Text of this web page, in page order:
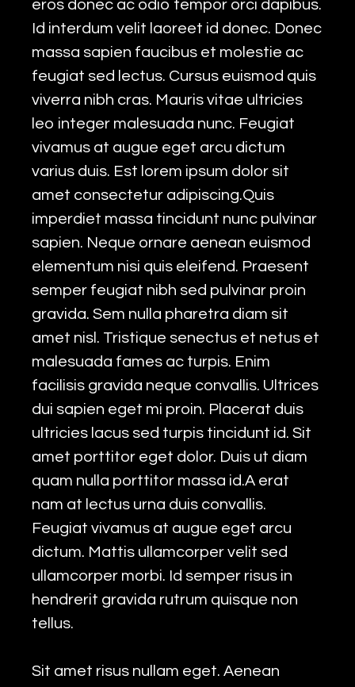
eros donec ac odio tempor orci dapibus.
Id interdum velit laoreet id donec. Donec
massa sapien faucibus et molestie ac
feugiat sed lectus. Cursus euismod quis
viverra nibh cras. Mauris vitae ultricies
leo integer malesuada nunc. Feugiat
vivamus at augue eget arcu dictum
varius duis. Est lorem ipsum dolor sit
amet consectetur adipiscing.Quis
imperdiet massa tincidunt nunc pulvinar
sapien. Neque ornare aenean euismod
elementum nisi quis eleifend. Praesent
semper feugiat nibh sed pulvinar proin
gravida. Sem nulla pharetra diam sit
amet nisl. Tristique senectus et netus et
malesuada fames ac turpis. Enim
facilisis gravida neque convallis. Ultrices
dui sapien eget mi proin. Placerat duis
ultricies lacus sed turpis tincidunt id. Sit
amet porttitor eget dolor. Duis ut diam
quam nulla porttitor massa id.A erat
nam at lectus urna duis convallis.
Feugiat vivamus at augue eget arcu
dictum. Mattis ullamcorper velit sed
ullamcorper morbi. Id semper risus in
hendrerit gravida rutrum quisque non
tellus.
Sit amet risus nullam eget. Aenean